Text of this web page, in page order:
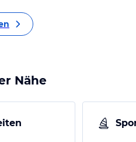
Nähe